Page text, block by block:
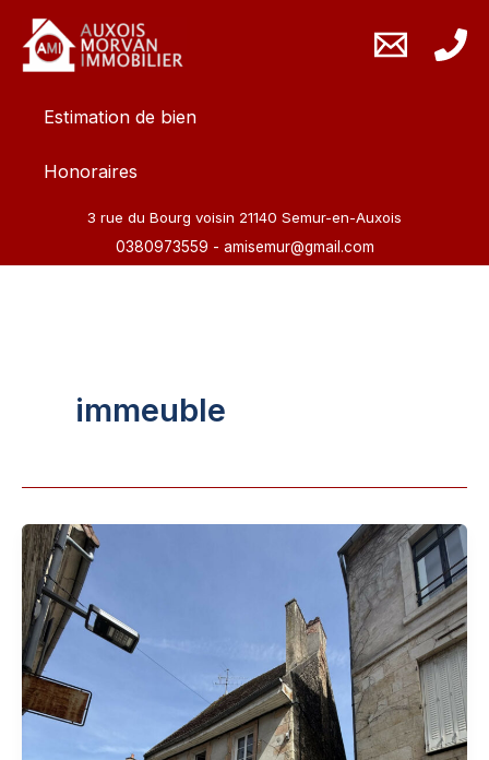
Aller
contenu
Estimation de bien
Honoraires
3 rue du Bourg voisin 21140 Semur-en-Auxois
0380973559 - amisemur@gmail.com
immeuble